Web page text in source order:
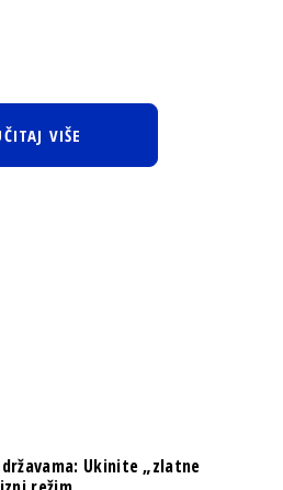
VIŠE
Ukinite „zlatne